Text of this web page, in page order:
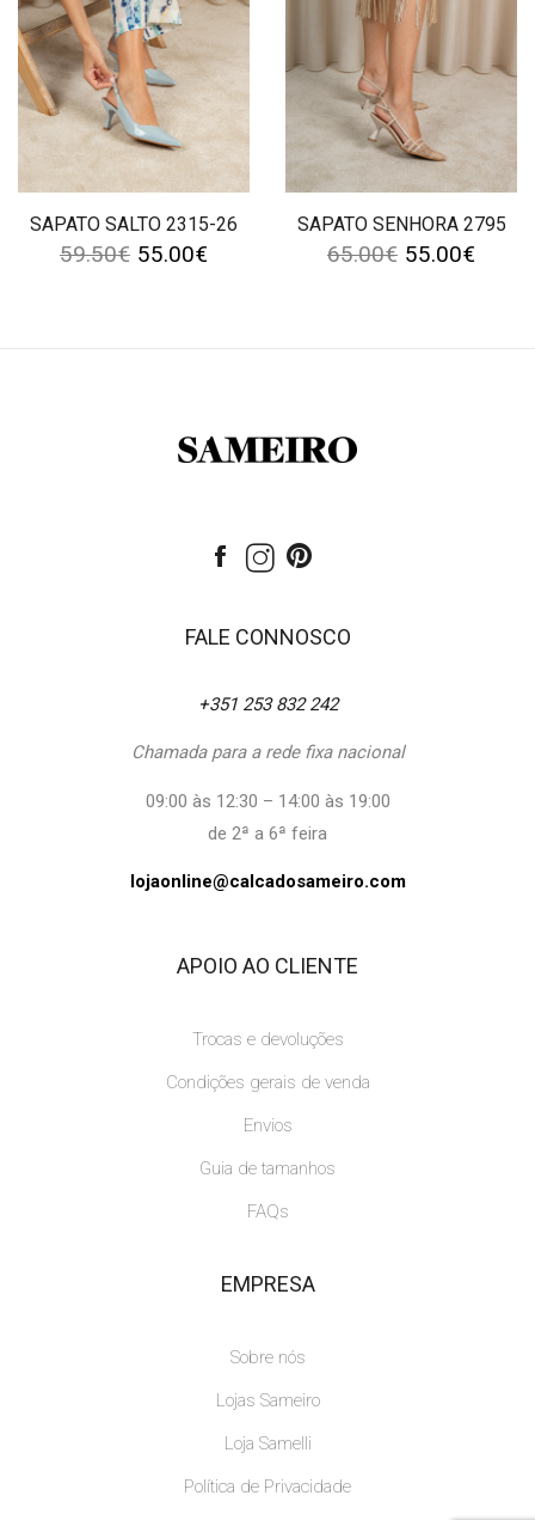
SAPATO SALTO 2315-26
59.50€ 55.00€
SAPATO SENHORA 2795
65.00€ 55.00€
FALE CONNOSCO
+351 253 832 242
Chamada para a rede fixa nacional
09:00 às 12:30 – 14:00 às 19:00
de 2ª a 6ª feira
lojaonline@calcadosameiro.com
APOIO AO CLIENTE
Trocas e devoluções
Condições gerais de venda
Envios
Guia de tamanhos
FAQs
EMPRESA
Sobre nós
Lojas Sameiro
Loja Samelli
Política de Privacidade